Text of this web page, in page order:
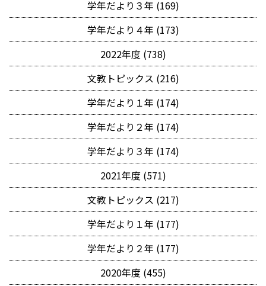
学年だより３年 (169)
学年だより４年 (173)
2022年度 (738)
文教トピックス (216)
学年だより１年 (174)
学年だより２年 (174)
学年だより３年 (174)
2021年度 (571)
文教トピックス (217)
学年だより１年 (177)
学年だより２年 (177)
2020年度 (455)